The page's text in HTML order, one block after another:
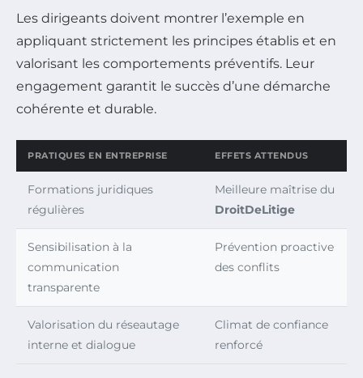
Les dirigeants doivent montrer l’exemple en
appliquant strictement les principes établis et en
valorisant les comportements préventifs. Leur
engagement garantit le succès d’une démarche
cohérente et durable.
PRATIQUES EN ENTREPRISE EFFETS ATTENDUS
Formations juridiques
régulières
Meilleure maîtrise du
DroitDeLitige
Sensibilisation à la
communication
transparente
Prévention proactive
des conflits
Valorisation du réseautage
interne et dialogue
Climat de confiance
renforcé